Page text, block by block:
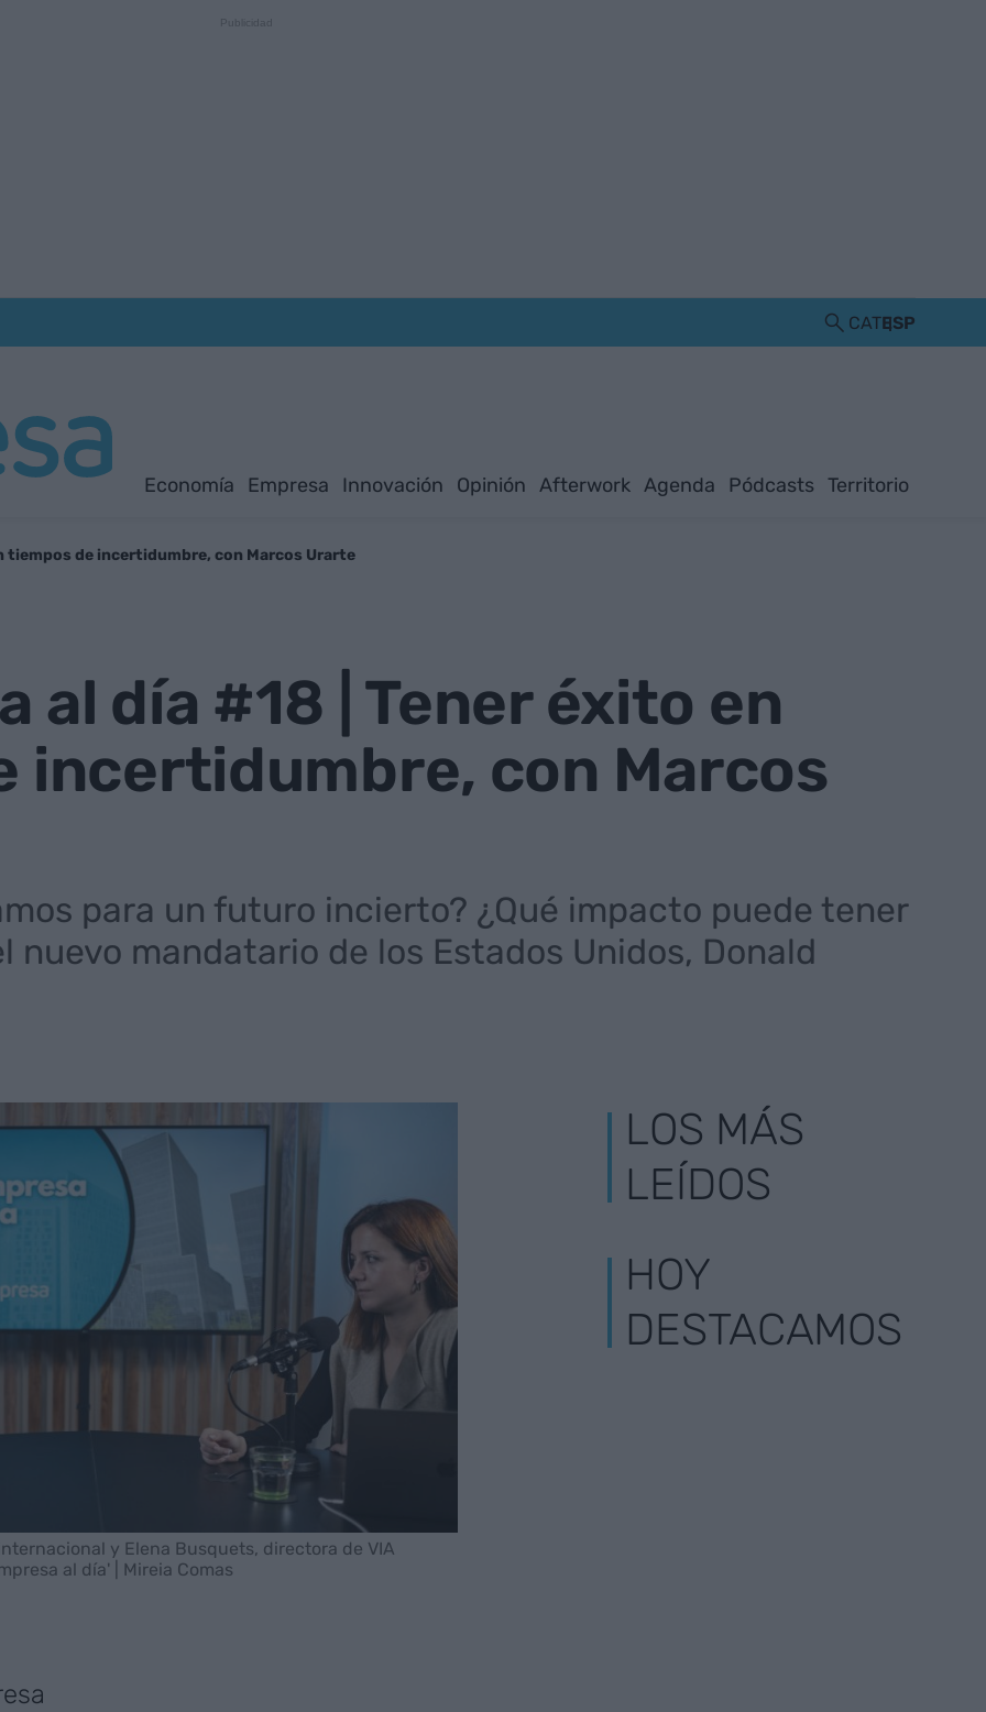
CATESP
Economía Empresa Innovación Opinión Afterwork Agenda Pódcasts Territorio
tiempos de incertidumbre, con Marcos Urarte
al día #18 | Tener éxito en
incertidumbre, con Marcos
para un futuro incierto? ¿Qué impacto puede tener
nuevo mandatario de los Estados Unidos, Donald
y Elena Busquets, directora de VIA
al día' | Mireia Comas
LOS MÁS
LEÍDOS
HOY
DESTACAMOS